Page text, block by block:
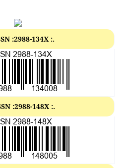
:2988-134X :.
:2988-148X :.